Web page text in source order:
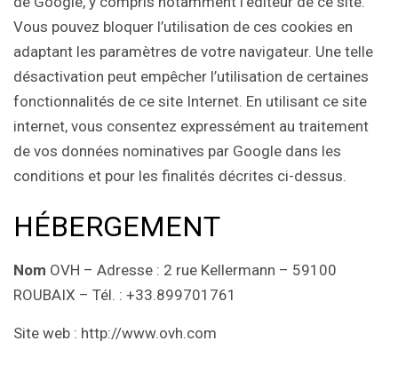
Vous pouvez bloquer l’utilisation de ces cookies en
adaptant les paramètres de votre navigateur. Une telle
désactivation peut empêcher l’utilisation de certaines
fonctionnalités de ce site Internet. En utilisant ce site
internet, vous consentez expressément au traitement
de vos données nominatives par Google dans les
conditions et pour les finalités décrites ci-dessus.
HÉBERGEMENT
Nom OVH – Adresse : 2 rue Kellermann – 59100
ROUBAIX – Tél. : +33.899701761
Site web : http://www.ovh.com